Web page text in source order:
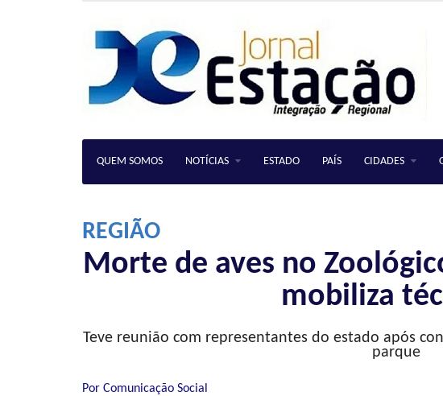
QUEM SOMOS NOTÍCIAS ESTADO PAÍS CIDADES
REGIÃO
Morte de aves no
mobiliza
Teve reunião com representantes do estado após
parque
Por Comunicação Social